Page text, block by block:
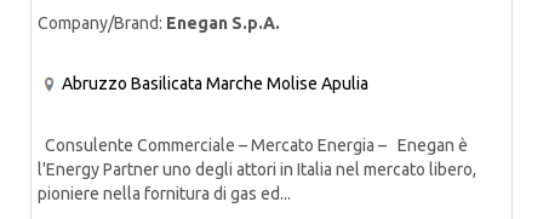
Company/Brand: Enegan S.p.A.
Abruzzo Basilicata Marche Molise Apulia
Consulente Commerciale – Mercato Energia – Enegan è
l'Energy Partner uno degli attori in Italia nel mercato libero,
pioniere nella fornitura di gas ed...